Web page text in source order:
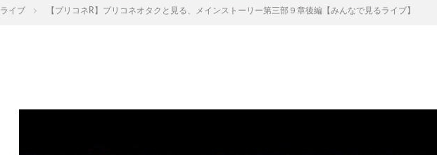
ライブ 【プリコネR】プリコネオタクと見る、メインストーリー第三部９章後編【みんなで見るライブ】